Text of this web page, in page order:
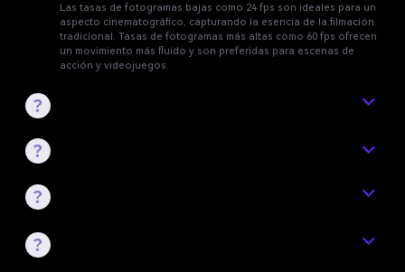
Las tasas de fotogramas bajas como 24 fps son ideales para un
aspecto cinematográfico, capturando la esencia de la filmación
tradicional. Tasas de fotogramas más altas como 60 fps ofrecen
un movimiento más fluido y son preferidas para escenas de
acción y videojuegos.